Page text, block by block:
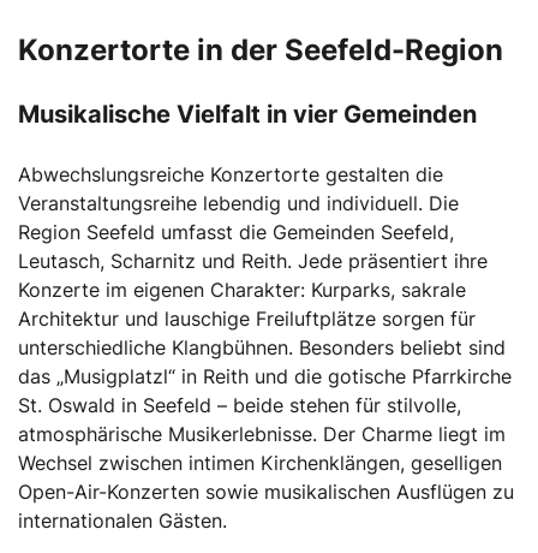
Konzertorte in der Seefeld-Region
Musikalische Vielfalt in vier Gemeinden
Abwechslungsreiche Konzertorte gestalten die
Veranstaltungsreihe lebendig und individuell. Die
Region Seefeld umfasst die Gemeinden Seefeld,
Leutasch, Scharnitz und Reith. Jede präsentiert ihre
Konzerte im eigenen Charakter: Kurparks, sakrale
Architektur und lauschige Freiluftplätze sorgen für
unterschiedliche Klangbühnen. Besonders beliebt sind
das „Musigplatzl“ in Reith und die gotische Pfarrkirche
St. Oswald in Seefeld – beide stehen für stilvolle,
atmosphärische Musikerlebnisse. Der Charme liegt im
Wechsel zwischen intimen Kirchenklängen, geselligen
Open-Air-Konzerten sowie musikalischen Ausflügen zu
internationalen Gästen.